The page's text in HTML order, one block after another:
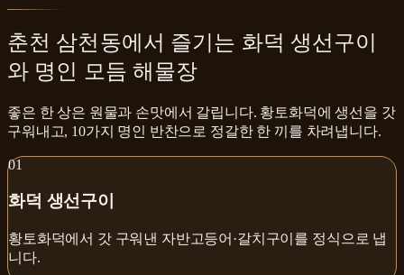
춘천 삼천동에서 즐기는 화덕 생선구이
와 명인 모듬 해물장
좋은 한 상은 원물과 손맛에서 갈립니다. 황토화덕에 생선을 갓
구워내고, 10가지 명인 반찬으로 정갈한 한 끼를 차려냅니다.
01
화덕 생선구이
황토화덕에서 갓 구워낸 자반고등어·갈치구이를 정식으로 냅
니다.